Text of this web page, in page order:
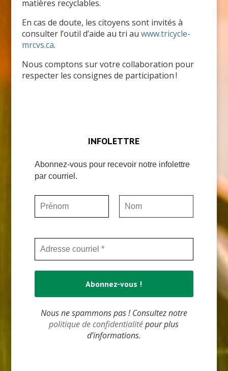
matières recyclables.
En cas de doute, les citoyens sont invités à
consulter l’outil d’aide au tri au www.tricycle-
mrcvs.ca.
Nous comptons sur votre collaboration pour
respecter les consignes de participation !
INFOLETTRE
Abonnez-vous pour recevoir notre infolettre
par courriel.
Nous ne spammons pas ! Consultez notre
politique de confidentialitépour plus
d’informations.